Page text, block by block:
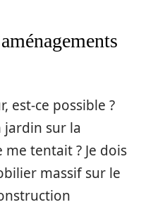
est-ce possible ?
jardin sur la
tentait ? Je dois
massif sur le